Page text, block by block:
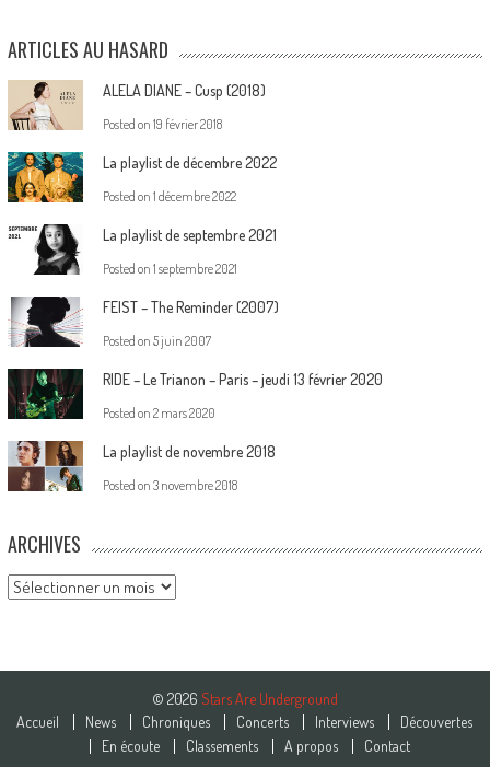
ARTICLES AU HASARD
ALELA DIANE – Cusp (2018)
Posted on 19 février 2018
La playlist de décembre 2022
Posted on 1 décembre 2022
La playlist de septembre 2021
Posted on 1 septembre 2021
FEIST – The Reminder (2007)
Posted on 5 juin 2007
RIDE – Le Trianon – Paris – jeudi 13 février 2020
Posted on 2 mars 2020
La playlist de novembre 2018
Posted on 3 novembre 2018
ARCHIVES
Archives
© 2026 Stars Are Underground
Accueil
News Chroniques Concerts Interviews
Découvertes
En écoute
Classements A propos Contact